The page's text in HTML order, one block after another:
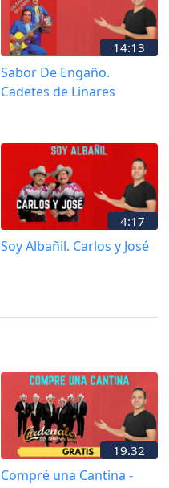
14:13
Sabor De Engaño.
Cadetes de Linares
4:17
Soy Albañil. Carlos y José
19.32
Compré una Cantina -